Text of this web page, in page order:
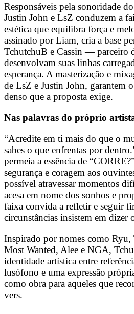
Responsáveis pela sonoridade
Justin John e LsZ conduzem a
estética que equilibra força e
assinado por Liam, cria a base
TchutchuB e Cassin — parceiro
desenvolvam suas linhas
esperança. A masterização e
de LsZ e Justin John, garantem
denso que a proposta exige.
Nas palavras do próprio
“Acredite em ti mais do que o
sabes o que enfrentas por
permeia a essência de
segurança e coragem aos
possível atravessar momentos
acesa em nome dos sonhos e
faixa convida a refletir e seguir
circunstâncias insistem em dizer
Inspirado por nomes como
Most Wanted, Alee e NGA,
identidade artística entre
lusófono e uma expressão
como obra para aqueles que
vers.